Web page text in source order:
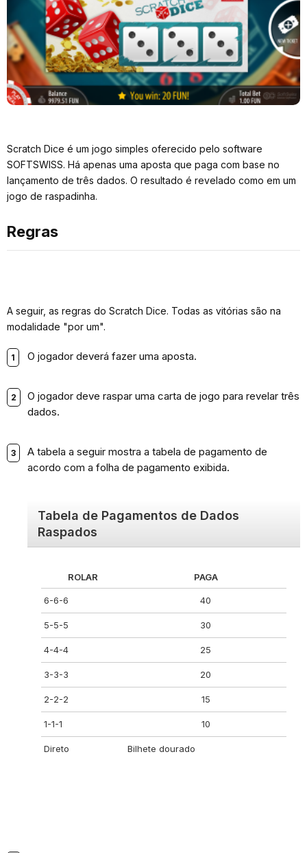
Scratch Dice é um jogo simples oferecido pelo software
SOFTSWISS. Há apenas uma aposta que paga com base no
lançamento de três dados. O resultado é revelado como em um
jogo de raspadinha.
Regras
A seguir, as regras do Scratch Dice. Todas as vitórias são na
modalidade "por um".
O jogador deverá fazer uma aposta.
O jogador deve raspar uma carta de jogo para revelar três
dados.
A tabela a seguir mostra a tabela de pagamento de
acordo com a folha de pagamento exibida.
Tabela de Pagamentos de Dados
Raspados
ROLAR PAGA
6-6-6 40
5-5-5 30
4-4-4 25
3-3-3 20
2-2-2 15
1-1-1 10
Direto Bilhete dourado